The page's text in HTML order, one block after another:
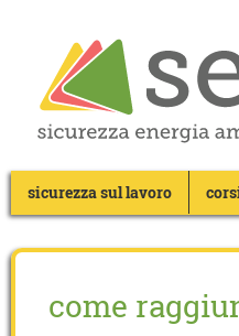
sicurezza sul lavoro
come